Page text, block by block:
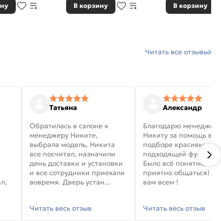
В корзину В корзину
Читать все отзывы
Татьяна
Обратилась в салоне к
менеджеру Никите,
выбрала модель, Никита
все посчитал, назначили
день доставки и установки
и все сотрудники приехали
вовремя. Дверь устан...
Читать весь отзыв
Александр
Благодарю
Никиту за помощь в
подборе красивых
подходящей
Было всё понятно, и
приятно общаться)
вам всем !
Читать весь отзыв